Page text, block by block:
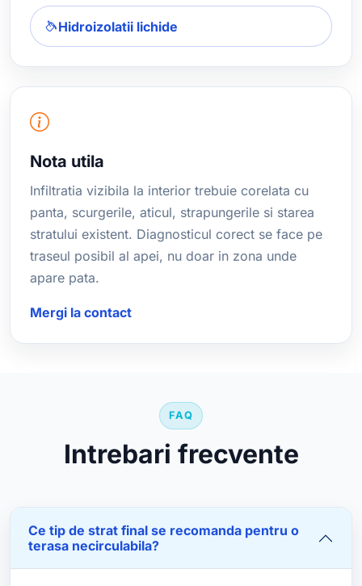
Hidroizolatii lichide
Nota utila
Infiltratia vizibila la interior trebuie corelata cu
panta, scurgerile, aticul, strapungerile si starea
stratului existent. Diagnosticul corect se face pe
traseul posibil al apei, nu doar in zona unde
apare pata.
Mergi la contact
FAQ
Intrebari frecvente
Ce tip de strat final se recomanda pentru o
terasa necirculabila?